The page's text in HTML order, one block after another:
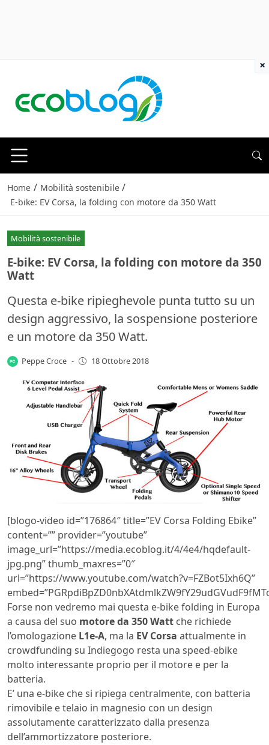
Home / Mobilità sostenibile /
E-bike: EV Corsa, la folding con motore da 350 Watt
Mobilità sostenibile
E-bike: EV Corsa, la folding con motore da 350
Watt
Questa e-bike ripieghevole punta tutto su un
design aggressivo, la sospensione posteriore
e un motore da 350 Watt.
Peppe Croce - 18 Ottobre 2018
[blogo-video id=”176864″ title=”EV Corsa Folding Ebike”
content=”” provider=”youtube”
image_url=”https://media.ecoblog.it/4/4e4/hqdefault-
jpg.png” thumb_maxres=”0″
url=”https://www.youtube.com/watch?v=FZBot5Ixh6Q”
Forse non vedremo mai questa e-bike folding in Europa
a causa del suo motore da 350 Watt che richiede
l’omologazione L1e-A, ma la EV Corsa attualmente in
crowdfunding su Indiegogo resta una speed-ebike
molto interessante proprio per il motore e per la
batteria.
E’ una e-bike che si ripiega centralmente, con batteria
rimovibile e telaio in magnesio con un design
assolutamente caratterizzato dalla presenza
dell’ammortizzatore posteriore.
×